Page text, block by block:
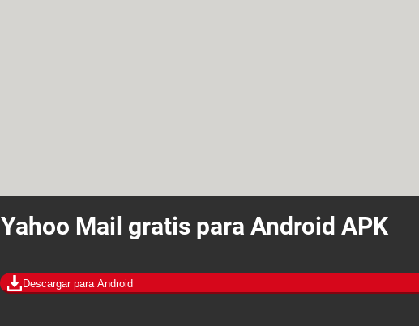
Yahoo Mail gratis para Android APK
Descargar para Android